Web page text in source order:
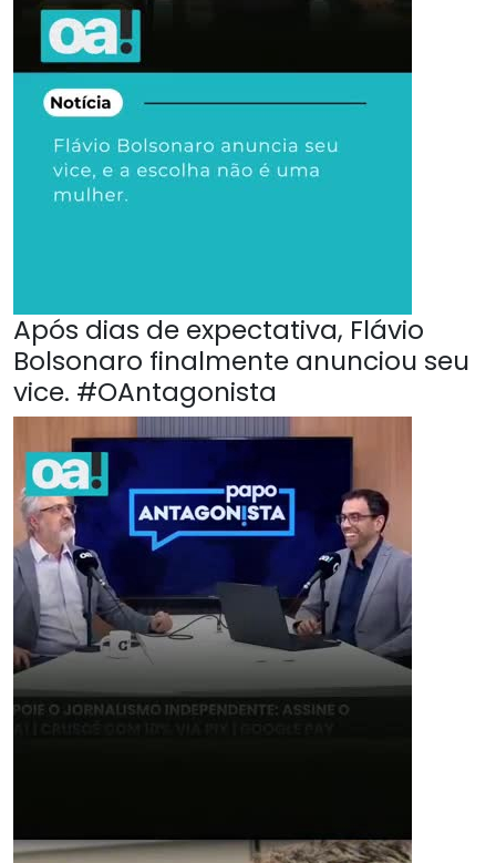
Após dias de expectativa, Flávio
Bolsonaro finalmente anunciou seu
vice. #OAntagonista